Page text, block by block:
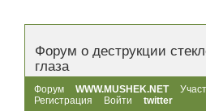
Форум о деструкции
глаза
Форум WWW.MUSHEK.NET
Регистрация
Войти twitter